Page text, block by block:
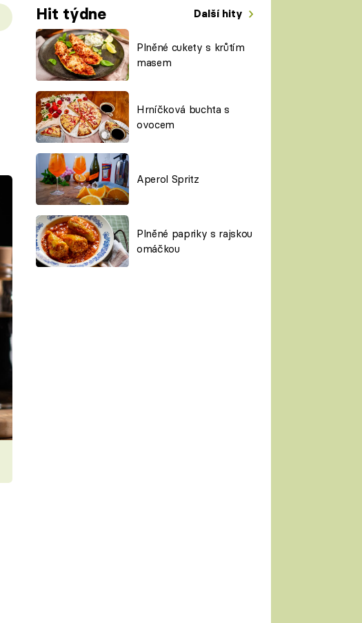
Hit týdne Další hity
Plněné cukety s krůtím
masem
Hrníčková buchta s
ovocem
Aperol Spritz
Plněné papriky s rajskou
omáčkou